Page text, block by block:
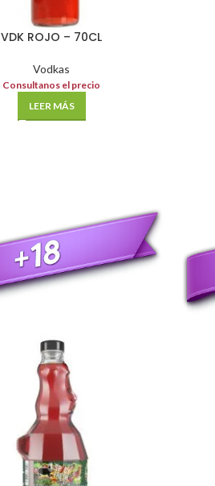
VDK ROJO – 70CL
Vodkas
Consultanos el precio
LEER MÁS